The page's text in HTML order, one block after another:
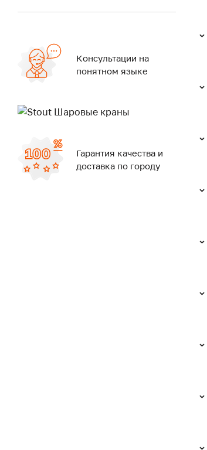
Консультации на
понятном языке
Гарантия качества и
доставка по городу